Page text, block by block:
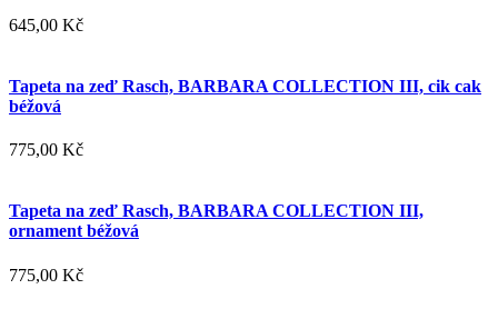
645,00 Kč
Tapeta na zeď Rasch, BARBARA COLLECTION III, cik cak
béžová
775,00 Kč
Tapeta na zeď Rasch, BARBARA COLLECTION III,
ornament béžová
775,00 Kč